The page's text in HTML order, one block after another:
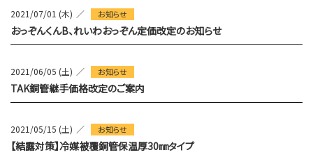
2021/07/01 (木) お知らせ
おっぞんくんB、れいわおっぞん定価改定のお知らせ
2021/06/05 (土) お知らせ
TAK銅管継手価格改定のご案内
2021/05/15 (土) お知らせ
【結露対策】冷媒被覆銅管保温厚30㎜タイプ